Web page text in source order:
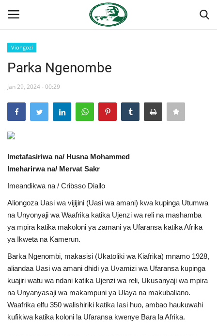
Nyumba
Onyesho la Majaribio
Jukwaa la Nasser la Kimataifa
Wasiliana
Misri
Timu yetu
Urithi wa Nasser
Harakati ya Nasser kwa Vijana
Habari
Kanuni na Masharti ya Udhamini wa
Nasser
Viongozi
Parka Ngenombe
Jan 29, 2024 - 00:29
Imetafasiriwa na/ Husna Mohammed
Imeharirwa na/ Mervat Sakr
Imeandikwa na / Cribsso Diallo
Aliongoza Uasi wa vijijini (Uasi wa amani) kwa kupinga Utumwa
na Unyonyaji wa Waafrika katika Ujenzi wa reli na mashamba
ya mpira katika makoloni ya zamani ya Ufaransa katika Afrika
ya Ikweta na Kamerun.
Barka Ngenombi, makasisi (Ukatoliki wa Kiafrika) mnamo 1928,
aliandaa Uasi wa amani dhidi ya Uvamizi wa Ufaransa kupinga
kuajiri watu wa ndani katika Ujenzi wa reli, Ukusanyaji wa mpira
na Unyanyasaji wa makampuni ya Ulaya na makubaliano.
Waafrika elfu 350 walishiriki katika Iasi huo, ambao haukuwahi
kufikiwa katika koloni la Ufaransa kwenye Bara la Afrika.